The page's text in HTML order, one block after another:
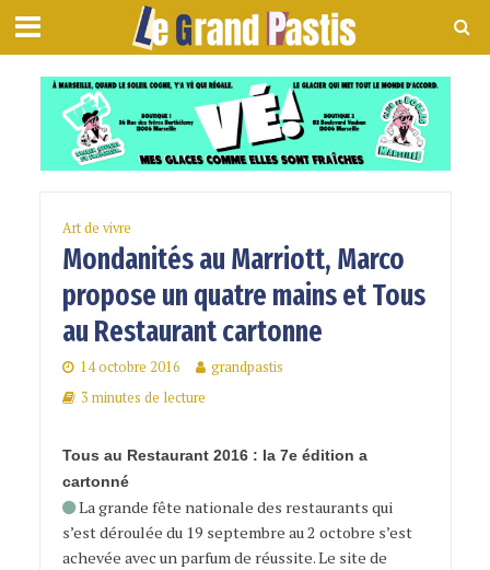
Art de vivre
Mondanités au Marriott, Marco
propose un quatre mains et Tous
au Restaurant cartonne
14 octobre 2016
grandpastis
3 minutes de lecture
Tous au Restaurant 2016 : la 7e édition a
cartonné
La grande fête nationale des restaurants qui
s’est déroulée du 19 septembre au 2 octobre s’est
achevée avec un parfum de réussite. Le site de